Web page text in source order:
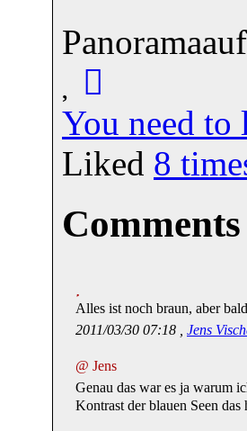
You need to
Liked 8
Comments
Alles ist noch braun, aber
2011/03/30 07:18 , Jens
@ Jens
Genau das war es ja warum
Kontrast der blauen Seen das